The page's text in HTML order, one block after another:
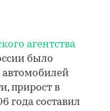
агентства
было
автомобилей
прирост в
года составил